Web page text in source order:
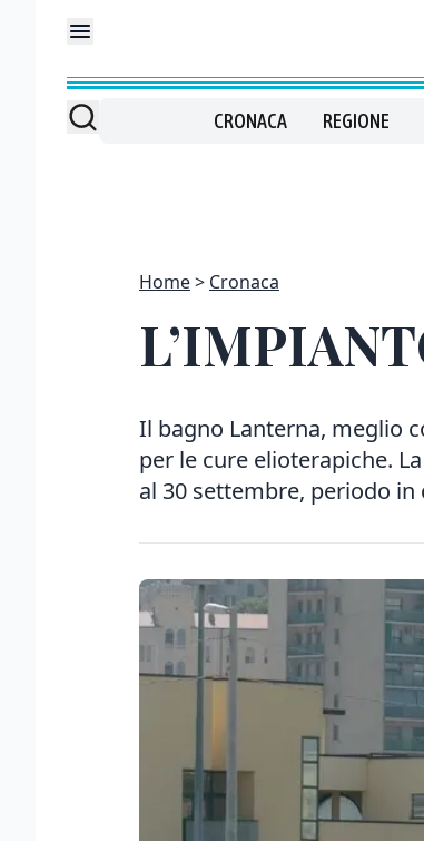
CRONACA REGIONE
Home Cronaca
Il bagno Lanterna, meglio
per le cure elioterapiche.
al 30 settembre, periodo in